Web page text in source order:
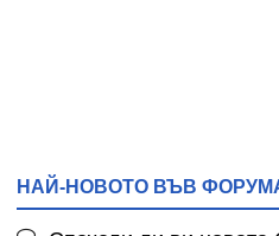
НАЙ-НОВОТО ВЪВ